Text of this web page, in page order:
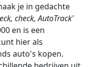
je in gedachte
check, AutoTrack'
en is een
hier als
auto's kopen.